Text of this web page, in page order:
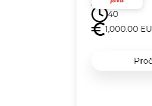
1,000.00EUR
Pročitaj više